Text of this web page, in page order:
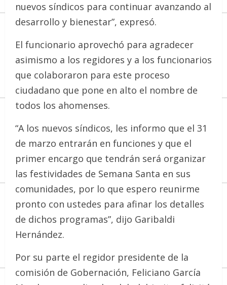
nuevos síndicos para continuar avanzando al
desarrollo y bienestar”, expresó.
El funcionario aprovechó para agradecer
asimismo a los regidores y a los funcionarios
que colaboraron para este proceso
ciudadano que pone en alto el nombre de
todos los ahomenses.
“A los nuevos síndicos, les informo que el 31
de marzo entrarán en funciones y que el
primer encargo que tendrán será organizar
las festividades de Semana Santa en sus
comunidades, por lo que espero reunirme
pronto con ustedes para afinar los detalles
de dichos programas”, dijo Garibaldi
Hernández.
Por su parte el regidor presidente de la
comisión de Gobernación, Feliciano García